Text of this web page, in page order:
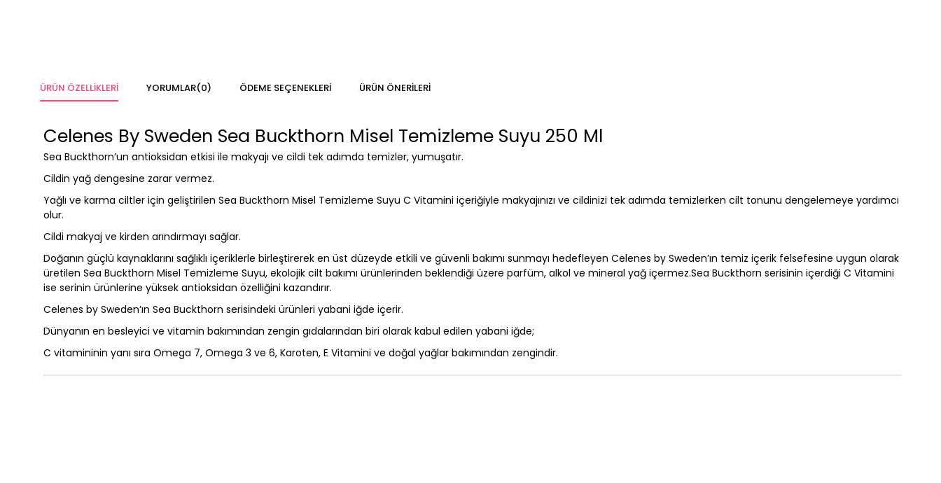
ÜRÜN ÖZELLIKLERI YORUMLAR(0) ÖDEME SEÇENEKLERI ÜRÜN ÖNERILERI
Celenes By Sweden Sea Buckthorn Misel Temizleme Suyu 250 Ml
Sea Buckthorn’un antioksidan etkisi ile makyajı ve cildi tek adımda temizler, yumuşatır.
Cildin yağ dengesine zarar vermez.
Yağlı ve karma ciltler için geliştirilen Sea Buckthorn Misel Temizleme Suyu C Vitamini içeriğiyle makyajınızı ve cildinizi tek adımda temizlerken cilt tonunu dengelemeye yardımcı
olur.
Cildi makyaj ve kirden arındırmayı sağlar.
Doğanın güçlü kaynaklarını sağlıklı içeriklerle birleştirerek en üst düzeyde etkili ve güvenli bakımı sunmayı hedefleyen Celenes by Sweden’ın temiz içerik felsefesine uygun olarak
üretilen Sea Buckthorn Misel Temizleme Suyu, ekolojik cilt bakımı ürünlerinden beklendiği üzere parfüm, alkol ve mineral yağ içermez.Sea Buckthorn serisinin içerdiği C Vitamini
ise serinin ürünlerine yüksek antioksidan özelliğini kazandırır.
Celenes by Sweden’ın Sea Buckthorn serisindeki ürünleri yabani iğde içerir.
Dünyanın en besleyici ve vitamin bakımından zengin gıdalarından biri olarak kabul edilen yabani iğde;
C vitamininin yanı sıra Omega 7, Omega 3 ve 6, Karoten, E Vitamini ve doğal yağlar bakımından zengindir.